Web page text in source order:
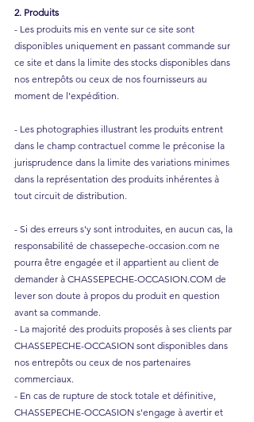
2. Produits
- Les produits mis en vente sur ce site sont
disponibles uniquement en passant commande sur
ce site et dans la limite des stocks disponibles dans
nos entrepôts ou ceux de nos fournisseurs au
moment de l’expédition.
- Les photographies illustrant les produits entrent
dans le champ contractuel comme le préconise la
jurisprudence dans la limite des variations minimes
dans la représentation des produits inhérentes à
tout circuit de distribution.
- Si des erreurs s'y sont introduites, en aucun cas, la
responsabilité de chassepeche-occasion.com ne
pourra être engagée et il appartient au client de
demander à CHASSEPECHE-OCCASION.COM de
lever son doute à propos du produit en question
avant sa commande.
- La majorité des produits proposés à ses clients par
CHASSEPECHE-OCCASION sont disponibles dans
nos entrepôts ou ceux de nos partenaires
commerciaux.
- En cas de rupture de stock totale et définitive,
CHASSEPECHE-OCCASION s'engage à avertir et